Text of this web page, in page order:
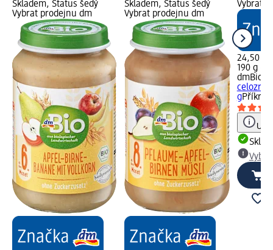
Skladem, Status šedý
Vybrat prodejnu dm
Skladem, Status šedý
Vybrat prodejnu dm
Vybrat
24,50 Kč
190 g
dmBio
gPříkrmy